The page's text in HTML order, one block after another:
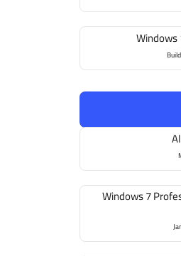
Windows
Windows 7